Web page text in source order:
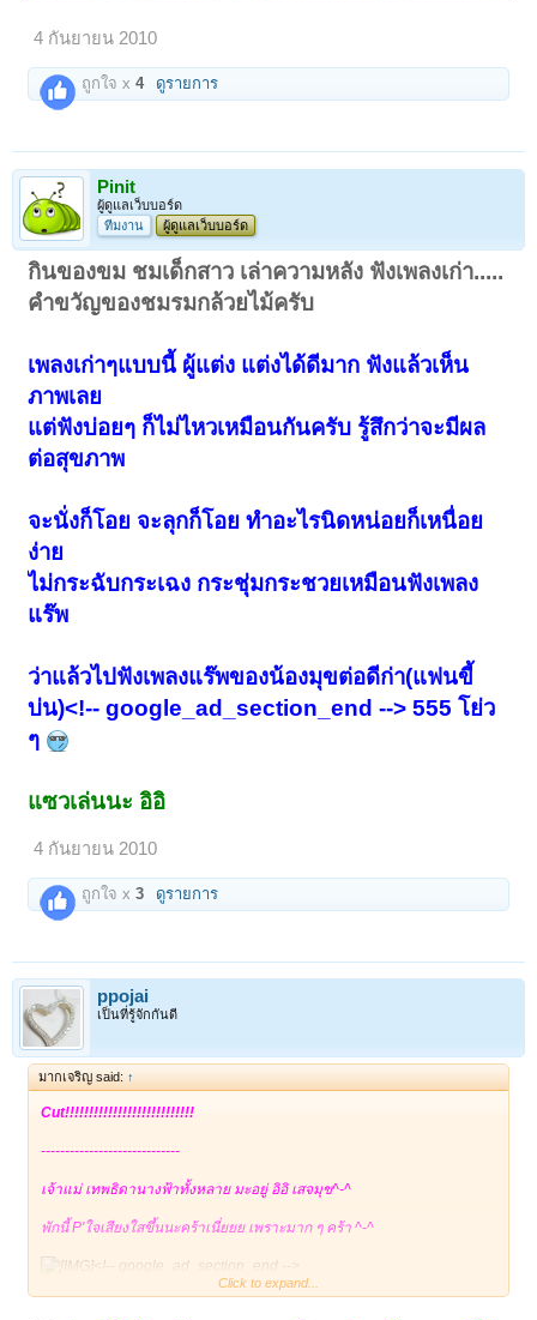
4 กันยายน 2010
ถูกใจ x4 ดูรายการ
Pinit
ผู้ดูแลเว็บบอร์ด
ทีมงาน
ผู้ดูแลเว็บบอร์ด
กินของขม ชมเด็กสาว เล่าความหลัง ฟังเพลงเก่า.....
คำขวัญของชมรมกล้วยไม้ครับ
เพลงเก่าๆแบบนี้ ผู้แต่ง แต่งได้ดีมาก ฟังแล้วเห็น
ภาพเลย
แต่ฟังบ่อยๆ ก็ไม่ไหวเหมือนกันครับ รู้สึกว่าจะมีผล
ต่อสุขภาพ
จะนั่งก็โอย จะลุกก็โอย ทำอะไรนิดหน่อยก็เหนื่อย
ง่าย
ไม่กระฉับกระเฉง กระชุ่มกระชวยเหมือนฟังเพลง
แร๊พ
ว่าแล้วไปฟังเพลงแร๊พของน้องมุขต่อดีก่า(แฟนขี้
บ่น)<!-- google_ad_section_end --> 555 โย่ว
ๆ
แซวเล่นนะ อิอิ
4 กันยายน 2010
ถูกใจ x3 ดูรายการ
ppojai
เป็นที่รู้จักกันดี
มากเจริญ said: ↑
Cut!!!!!!!!!!!!!!!!!!!!!!!!!!!
-----------------------------
เจ้าแม่ เทพธิดานางฟ้าทั้งหลาย มะอยู่ อิอิ เสจมุข^-^
พักนี้ P'ใจเสียงใสขึ้นนะคร้าเนี่ยยย เพราะมาก ๆ คร้า ^-^
<!-- google_ad_section_end -->
Click to expand...